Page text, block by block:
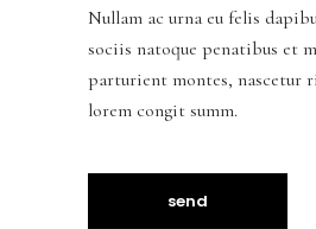
Nullam ac urna eu felis
sociis natoque penatibus et
parturient montes, nascetur
lorem congit summ.
send